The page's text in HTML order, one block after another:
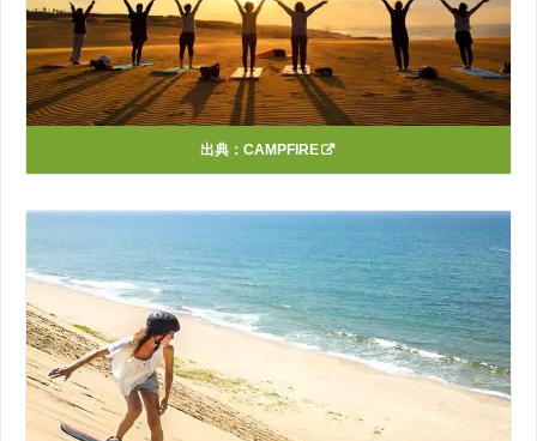
出典： CAMPFIRE